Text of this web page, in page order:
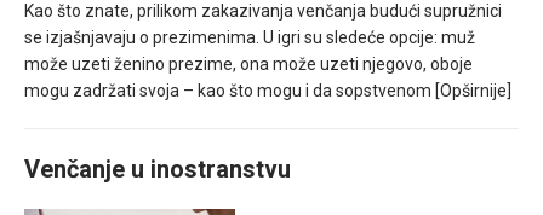
Kao što znate, prilikom zakazivanja venčanja budući supružnici
se izjašnjavaju o prezimenima. U igri su sledeće opcije: muž
može uzeti ženino prezime, ona može uzeti njegovo, oboje
mogu zadržati svoja – kao što mogu i da sopstvenom [Opširnije]
Venčanje u inostranstvu